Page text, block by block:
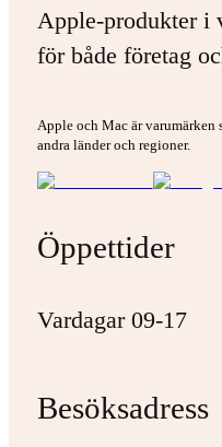
Apple-produkter i
för både företag
Apple och Mac är varumärken
andra länder och regioner.
Öppettider
Vardagar 09-17
Besöksadress